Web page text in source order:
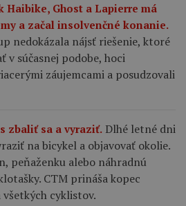
Haibike, Ghost a Lapierre má
a začal insolvenčné konanie.
nedokázala nájsť riešenie, ktoré
v súčasnej podobe, hoci
záujemcami a posudzovali
zbaliť sa a vyraziť. Dlhé letné dni
na bicykel a objavovať okolie.
peňaženku alebo náhradnú
CTM prináša kopec
cyklistov.